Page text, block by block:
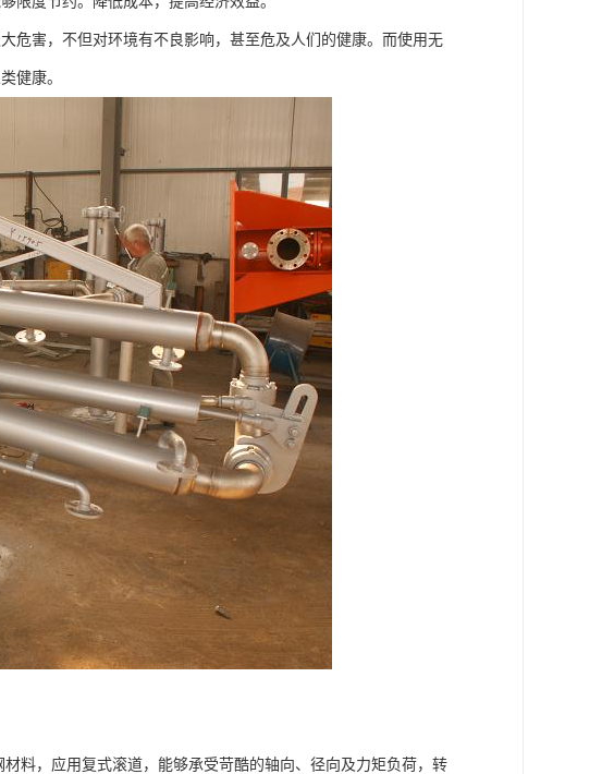
危害，不但对环境有不良影响，甚至危及人们的健康。而使用无
健康。
料，应用复式滚道，能够承受苛酷的轴向、径向及力矩负荷，转